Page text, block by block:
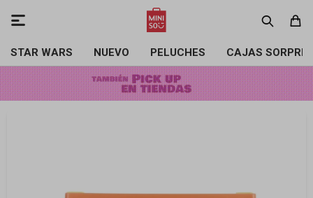
STAR WARS NUEVO PELUCHES CAJAS
